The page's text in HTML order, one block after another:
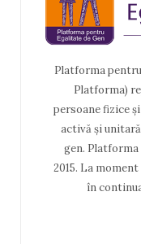
Platforma
Platforma)
persoane fizice
activă și
gen. Platforma
2015. La
în